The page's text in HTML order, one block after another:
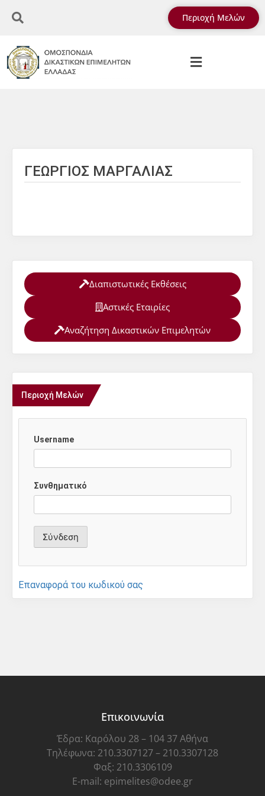
Περιοχή Μελών
ΓΕΩΡΓΙΟΣ ΜΑΡΓΑΛΙΑΣ
Διαπιστωτικές Εκθέσεις
Αστικές Εταιρίες
Αναζήτηση Δικαστικών Επιμελητών
Περιοχή Μελών
Username
Συνθηματικό
Επαναφορά του κωδικού σας
Επικοινωνία
Έδρα: Καρόλου 28 – 104 37 Αθήνα
Τηλέφωνα: 210.3307127 – 210.3307128
Φαξ: 210.3306109
E-mail: epimelites@odee.gr